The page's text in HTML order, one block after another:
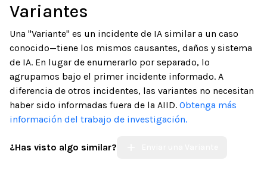
Variantes
Una "Variante" es un incidente de IA similar a un caso
conocido—tiene los mismos causantes, daños y sistema
de IA. En lugar de enumerarlo por separado, lo
agrupamos bajo el primer incidente informado. A
diferencia de otros incidentes, las variantes no necesitan
haber sido informadas fuera de la AIID. Obtenga más
información del trabajo de investigación.
¿Has visto algo similar?